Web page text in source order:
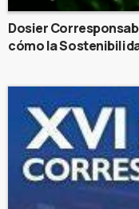
Dosier
cómo la